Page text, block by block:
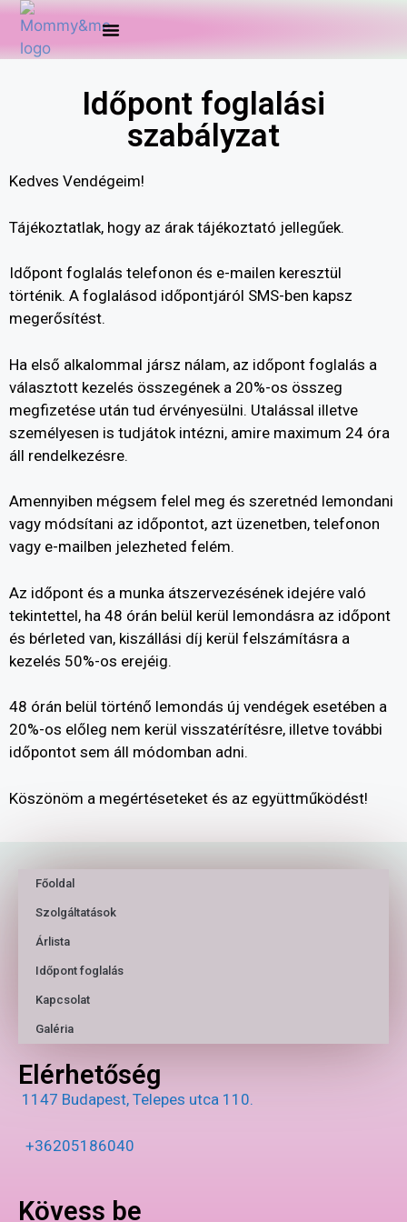
Időpont foglalási
szabályzat
Kedves Vendégeim!
Tájékoztatlak, hogy az árak tájékoztató jellegűek.
Időpont foglalás telefonon és e-mailen keresztül
történik. A foglalásod időpontjáról SMS-ben kapsz
megerősítést.
Ha első alkalommal jársz nálam, az időpont foglalás a
választott kezelés összegének a 20%-os összeg
megfizetése után tud érvényesülni. Utalással illetve
személyesen is tudjátok intézni, amire maximum 24 óra
áll rendelkezésre.
Amennyiben mégsem felel meg és szeretnéd lemondani
vagy módsítani az időpontot, azt üzenetben, telefonon
vagy e-mailben jelezheted felém.
Az időpont és a munka átszervezésének idejére való
tekintettel, ha 48 órán belül kerül lemondásra az időpont
és bérleted van, kiszállási díj kerül felszámításra a
kezelés 50%-os erejéig.
48 órán belül történő lemondás új vendégek esetében a
20%-os előleg nem kerül visszatérítésre, illetve további
időpontot sem áll módomban adni.
Köszönöm a megértéseteket és az együttműködést!
Főoldal
Szolgáltatások
Árlista
Időpont foglalás
Kapcsolat
Galéria
Elérhetőség
1147 Budapest, Telepes utca 110.
+36205186040
Kövess be